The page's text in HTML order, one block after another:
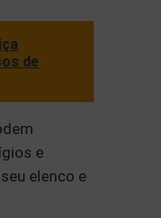
de
e
elenco e